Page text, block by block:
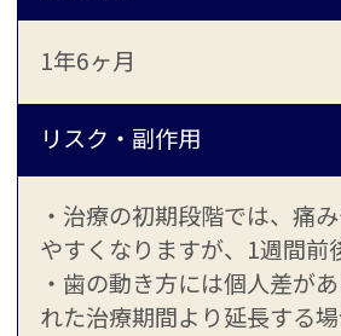
1年6ヶ月
リスク・副作用
・治療の初期段階では、痛
やすくなりますが、1週間前
・歯の動き方には個人差が
れた治療期間より延長する場